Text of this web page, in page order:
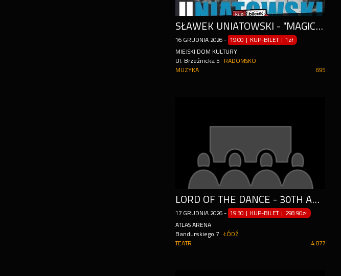
SŁAWEK UNIATOWSKI - "MAGIC CHRISTMAS JAZZ NIGHT"
16 GRUDNIA 2026 - 19:00 | KUP-BILET | 1zł
MIEJSKI DOM KULTURY
Ul. Brzeźnicka 5
RADOMSKO
695
MUZYKA
LORD OF THE DANCE - 30TH ANNIVERSARY TOUR
17 GRUDNIA 2026 - 19:30 | KUP-BILET | 298.90zł
ATLAS ARENA
Bandurskiego 7
ŁÓDŹ
4 877
TEATR